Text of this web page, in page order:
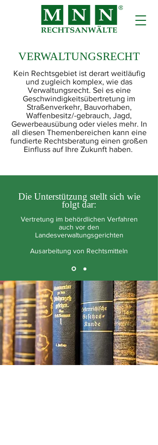
VERWALTUNGSRECHT
Kein Rechtsgebiet ist derart weitläufig
und zugleich komplex, wie das
Verwaltungsrecht. Sei es eine
Geschwindigkeitsübertretung im
Straßenverkehr, Bauvorhaben,
Waffenbesitz/-gebrauch, Jagd,
Gewerbeausübung oder vieles mehr. In
all diesen Themenbereichen kann eine
fundierte Rechtsberatung einen großen
Einfluss auf Ihre Zukunft haben.
Die Unterstützung stellt sich wie
folgt dar:
Vertretung im behördlichen Verfahren
auch vor den
Landesverwaltungsgerichten
Ausarbeitung von Rechtsmitteln